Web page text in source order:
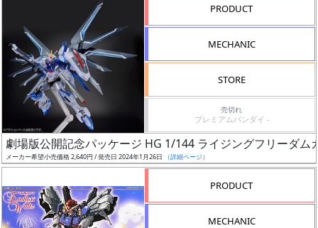
格
改
定
発
売
期
PRODUCT
MECHANIC
STORE
売切れ
プレミアムバンダイ -
劇場版公開記念パッケージ HG 1/144 ライジングフリーダム
メーカー希望小売価格 2,640円 / 発売日 2024年1月26日 （詳細ページ）
PRODUCT
MECHANIC